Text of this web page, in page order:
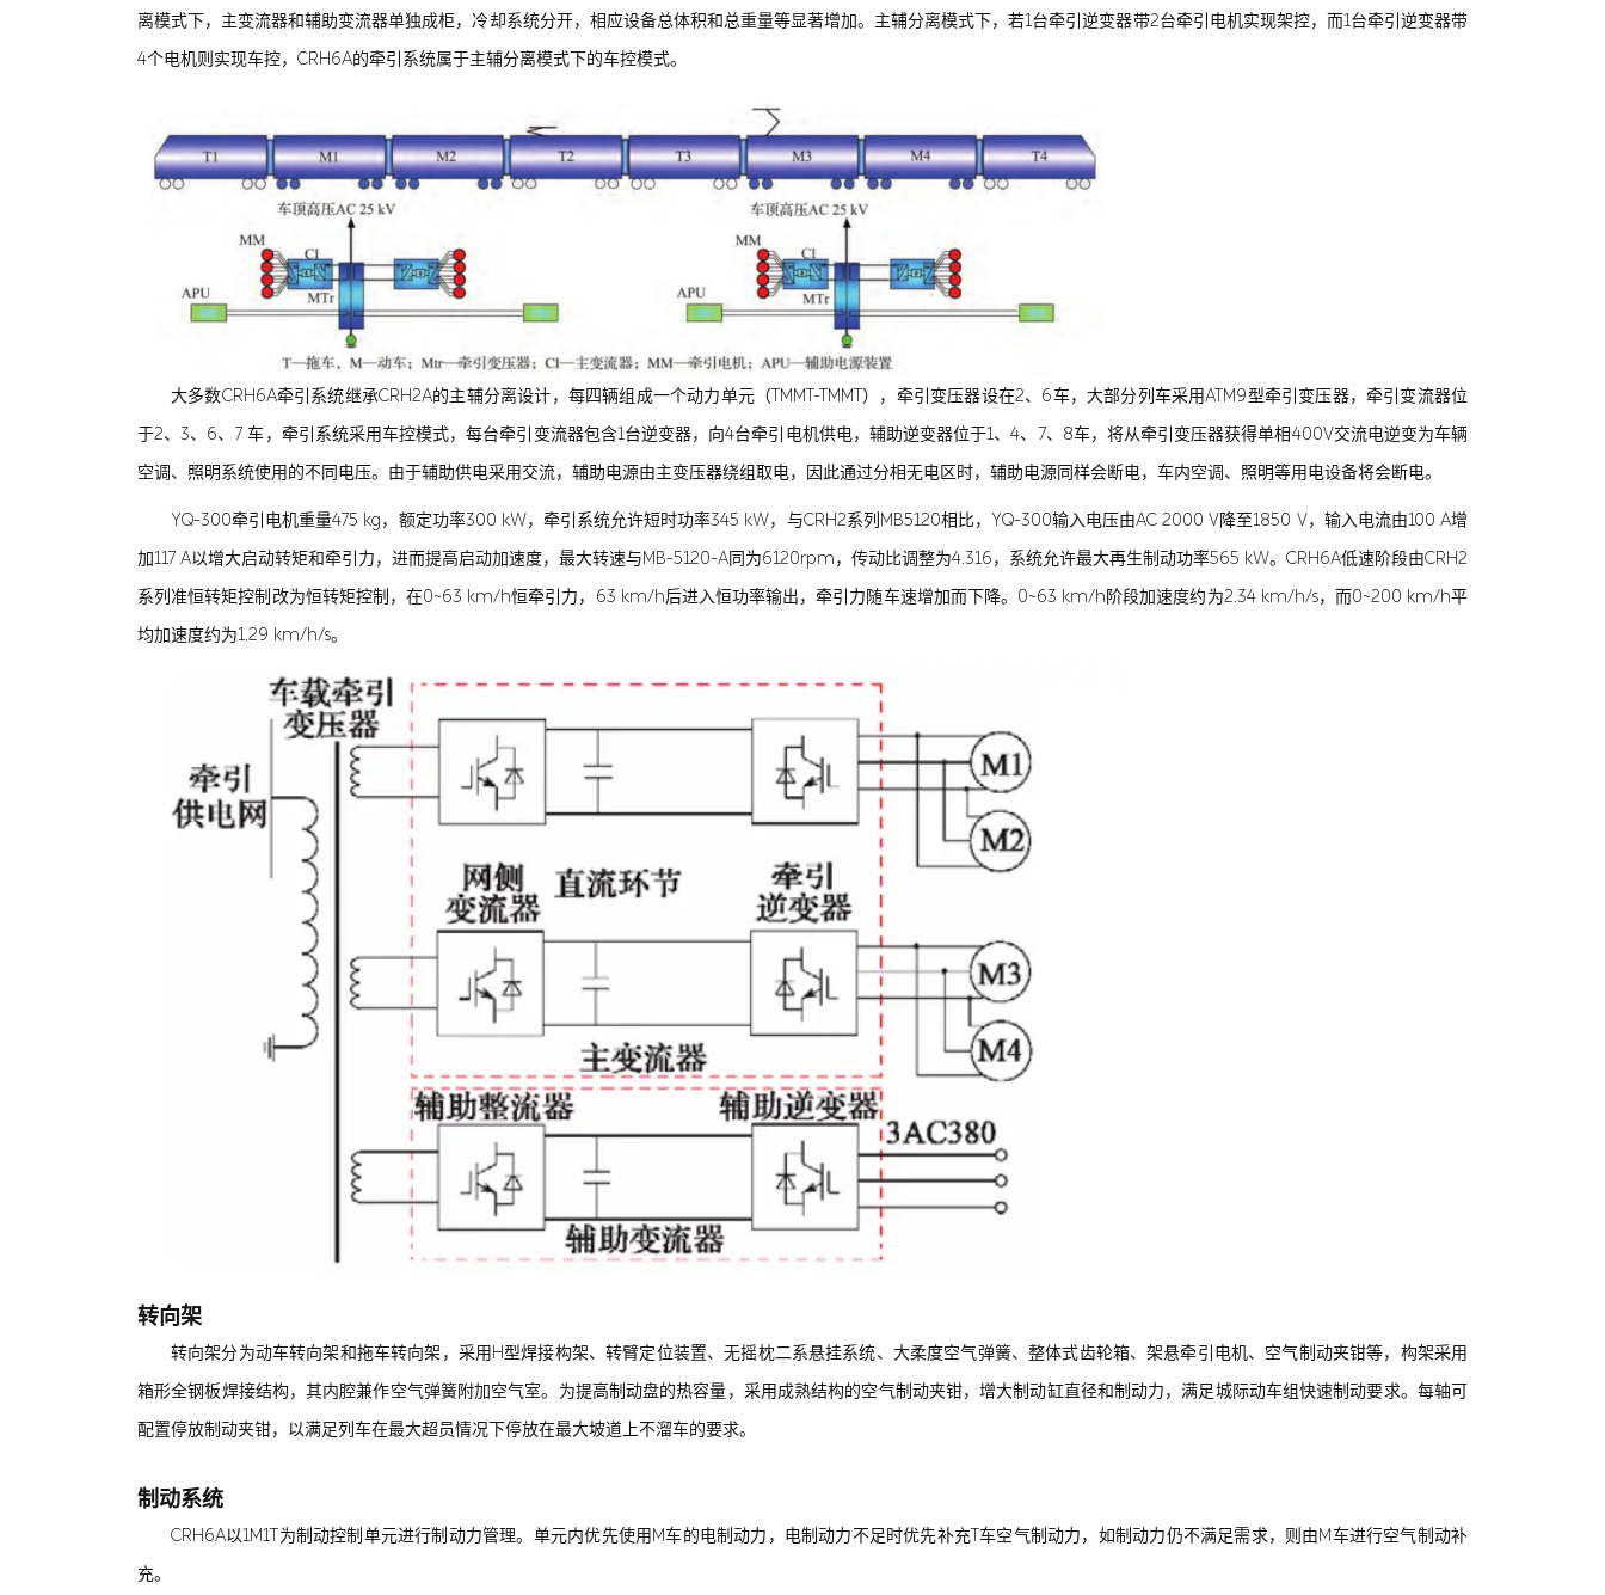
离模式下，主变流器和辅助变流器单独成柜，冷却系统分开，相应设备总体积和总重量等显著增加。主辅分离模式下，若1台牵引逆变器带2台牵引电机实现架控，而1台牵引逆变器带
4个电机则实现车控，CRH6A的牵引系统属于主辅分离模式下的车控模式。
大多数CRH6A牵引系统继承CRH2A的主辅分离设计，每四辆组成一个动力单元（TMMT-TMMT），牵引变压器设在2、6车，大部分列车采用ATM9型牵引变压器，牵引变流器位
于2、3、6、7 车，牵引系统采用车控模式，每台牵引变流器包含1台逆变器，向4台牵引电机供电，辅助逆变器位于1、4、7、8车，将从牵引变压器获得单相400V交流电逆变为车辆
空调、照明系统使用的不同电压。由于辅助供电采用交流，辅助电源由主变压器绕组取电，因此通过分相无电区时，辅助电源同样会断电，车内空调、照明等用电设备将会断电。
YQ-300牵引电机重量475 kg，额定功率300 kW，牵引系统允许短时功率345 kW，与CRH2系列MB5120相比，YQ-300输入电压由AC 2000 V降至1850 V，输入电流由100 A增
加117 A以增大启动转矩和牵引力，进而提高启动加速度，最大转速与MB-5120-A同为6120rpm，传动比调整为4.316，系统允许最大再生制动功率565 kW。CRH6A低速阶段由CRH2
系列准恒转矩控制改为恒转矩控制，在0~63 km/h恒牵引力，63 km/h后进入恒功率输出，牵引力随车速增加而下降。0~63 km/h阶段加速度约为2.34 km/h/s，而0~200 km/h平
均加速度约为1.29 km/h/s。
转向架
转向架分为动车转向架和拖车转向架，采用H型焊接构架、转臂定位装置、无摇枕二系悬挂系统、大柔度空气弹簧、整体式齿轮箱、架悬牵引电机、空气制动夹钳等，构架采用
箱形全钢板焊接结构，其内腔兼作空气弹簧附加空气室。为提高制动盘的热容量，采用成熟结构的空气制动夹钳，增大制动缸直径和制动力，满足城际动车组快速制动要求。每轴可
配置停放制动夹钳，以满足列车在最大超员情况下停放在最大坡道上不溜车的要求。
制动系统
CRH6A以1M1T为制动控制单元进行制动力管理。单元内优先使用M车的电制动力，电制动力不足时优先补充T车空气制动力，如制动力仍不满足需求，则由M车进行空气制动补
充。